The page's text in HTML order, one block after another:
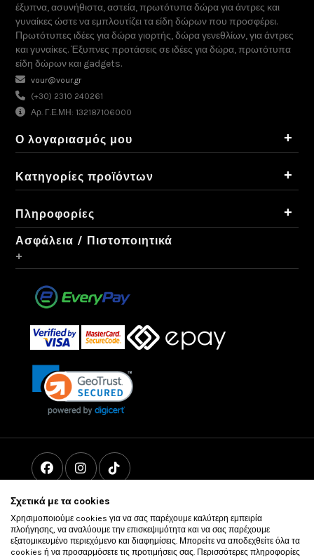
έξυπνα, ασυνήθιστα, αστεία, πρωτότυπα δώρα για άντρες και
γυναίκες ώστε να εμπλουτίζει τα είδη δώρων που προσφέρει.
Πρωτότυπες ιδέες για δώρα γιορτής, δώρα γενεθλίων, για άντρες
και γυναίκες. Έξυπνες προτάσεις σε ιδέες για δώρα, πρωτότυπα
είδη δώρων και gadgets.
vour@vour.gr
(+30) 2310 240261
Αρ. Γ.Ε.ΜΗ: 132187106000
Ο λογαριασμός μου +
Κατηγορίες προϊόντων +
Πληροφορίες +
Ασφάλεια / Πιστοποιητικά
+
Σχετικά με τα cookies
Χρησιμοποιούμε cookies για να σας παρέχουμε καλύτερη εμπειρία
πλοήγησης, να αναλύουμε την επισκεψιμότητα και να σας παρέχουμε
εξατομικευμένο περιεχόμενο και διαφημίσεις. Μπορείτε να αποδεχθείτε όλα τα
cookies ή να προσαρμόσετε τις προτιμήσεις σας. Περισσότερες πληροφορίες